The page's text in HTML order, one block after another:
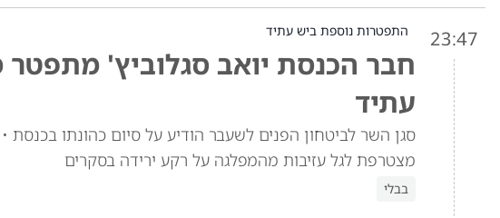
23:47 התפטרות נוספת ביש עתיד
חבר הכנסת יואב סגלוביץ'
עתיד
סגן השר לביטחון הפנים לשעבר הודיע על סיום כהונתו בכנסת
מצטרפת לגל עזיבות מהמפלגה על רקע ירידה בסקרים
בבלי